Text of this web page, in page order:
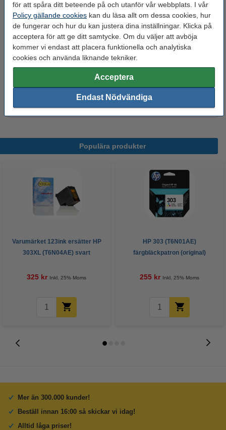
för att spåra ditt beteende på och utanför vår webbplats. I vår
Policy gällande cookies kan du läsa allt om dessa cookies, hur
de fungerar och hur du kan justera dina inställningar. Klicka på
acceptera för att ge ditt samtycke. Om du väljer att avböja
kommer vi endast att placera funktionella och analytiska
cookies och använda liknande tekniker.
Acceptera
Endast Nödvändiga
Ohålat 500 ark
Kopieringspapper A4 80g | Zoom | 500 ark
80 kr
Hålat 500 ark
Kopieringspapper A4 80g HÅLAT | Zoom | 500
Populära produkter
Varumärket 123ink ersätter HP
303XL (T6N04AE) svart
325 kr Inkl. 25% Moms
HP 303 (T6N01AE)
färgbläckpatron (original)
255 kr Inkl. 25% Moms
Mer än 300.000 kunder!
Beställ innan 16:00 så skickar vi idag!
Alltid låga priser!